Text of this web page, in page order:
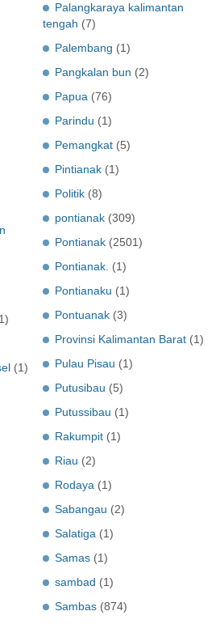
(1)
Palangkaraya kalimantan
tengah (7)
Palembang (1)
Pangkalan bun (2)
Papua (76)
Parindu (1)
Pemangkat (5)
Pintianak (1)
Politik (8)
pontianak (309)
Pontianak (2501)
Pontianak. (1)
Pontianaku (1)
Pontuanak (3)
Provinsi Kalimantan Barat (1)
Pulau Pisau (1)
Putusibau (5)
Putussibau (1)
Rakumpit (1)
Riau (2)
Rodaya (1)
Sabangau (2)
Salatiga (1)
Samas (1)
sambad (1)
Sambas (874)